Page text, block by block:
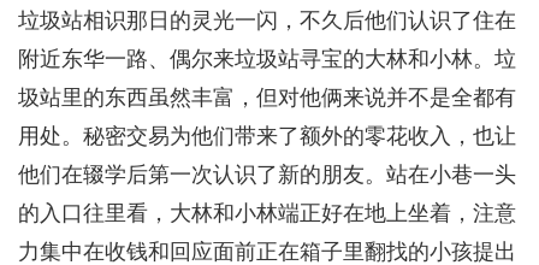
垃圾站相识那日的灵光一闪，不久后他们认识了住在
附近东华一路、偶尔来垃圾站寻宝的大林和小林。垃
圾站里的东西虽然丰富，但对他俩来说并不是全都有
用处。秘密交易为他们带来了额外的零花收入，也让
他们在辍学后第一次认识了新的朋友。站在小巷一头
的入口往里看，大林和小林端正好在地上坐着，注意
力集中在收钱和回应面前正在箱子里翻找的小孩提出